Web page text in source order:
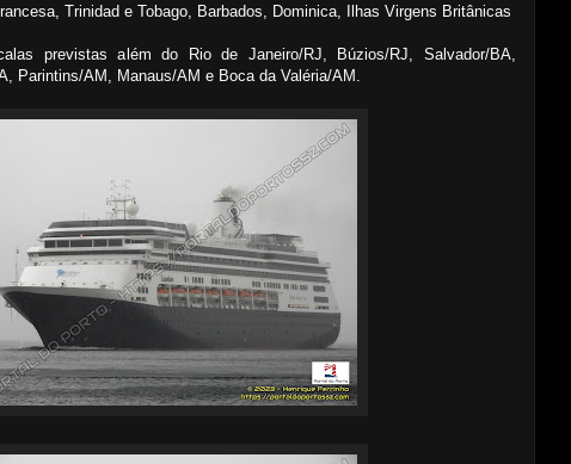
Trinidad e Tobago, Barbados, Dominica, Ilhas Virgens Britânicas
previstas além do Rio de Janeiro/RJ, Búzios/RJ, Salvador/BA,
Parintins/AM, Manaus/AM e Boca da Valéria/AM.